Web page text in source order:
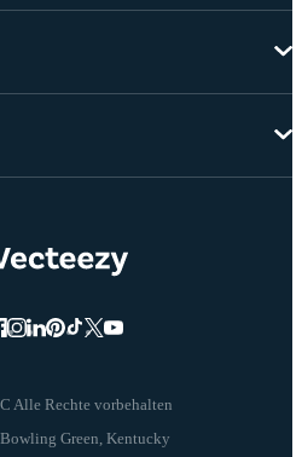
Alle Rechte vorbehalten